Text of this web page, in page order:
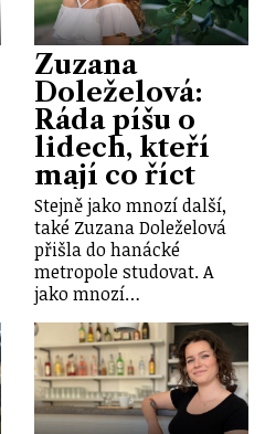
Zuzana
Doleželová:
Ráda píšu o
lidech, kteří
mají co říct
Stejně jako mnozí další,
také Zuzana Doleželová
přišla do hanácké
metropole studovat. A
jako mnozí…